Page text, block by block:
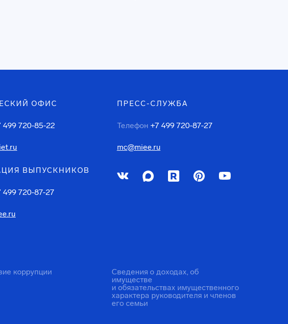
ОФИС
499 720-85-22
ВЫПУСКНИКОВ
499 720-87-27
ПРЕСС-СЛУЖБА
Телефон +7 499 720-87-27
mc@miee.ru
коррупции
Сведения о доходах, об
имуществе
и обязательствах имущественного
характера руководителя и членов
его семьи